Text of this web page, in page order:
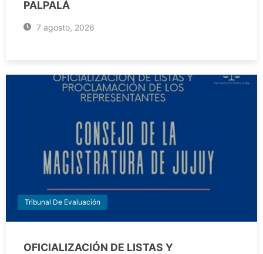
PALPALÁ
7 agosto, 2026
Tribunal De Evaluación
OFICIALIZACIÓN DE LISTAS Y